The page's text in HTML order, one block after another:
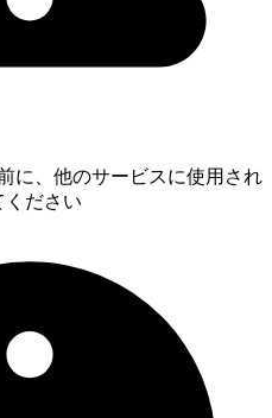
に、他のサービスに使用され
ください